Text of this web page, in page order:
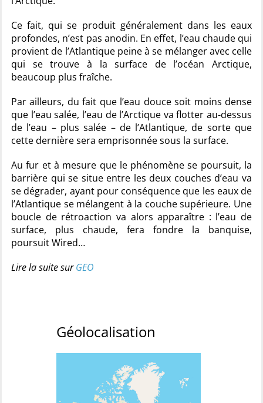
Ce fait, qui se produit généralement dans les eaux
profondes, n’est pas anodin. En effet, l’eau chaude qui
provient de l’Atlantique peine à se mélanger avec celle
qui se trouve à la surface de l’océan Arctique,
beaucoup plus fraîche.
Par ailleurs, du fait que l’eau douce soit moins dense
que l’eau salée, l’eau de l’Arctique va flotter au-dessus
de l’eau – plus salée – de l’Atlantique, de sorte que
cette dernière sera emprisonnée sous la surface.
Au fur et à mesure que le phénomène se poursuit, la
barrière qui se situe entre les deux couches d’eau va
se dégrader, ayant pour conséquence que les eaux de
l’Atlantique se mélangent à la couche supérieure. Une
boucle de rétroaction va alors apparaître : l’eau de
surface, plus chaude, fera fondre la banquise,
poursuit Wired…
Lire la suite surGEO
Géolocalisation